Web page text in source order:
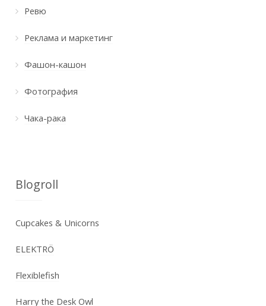
Ревю
Реклама и маркетинг
Фашон-кашон
Фотография
Чака-рака
Blogroll
Cupcakes & Unicorns
ELEKTRÖ
Flexiblefish
Harry the Desk Owl